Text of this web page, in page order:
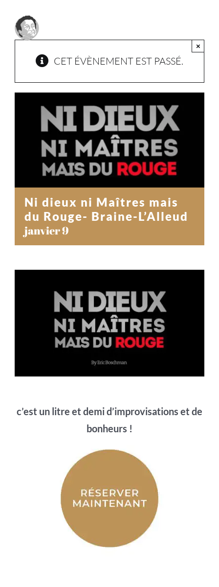
contenu
CET ÉVÈNEMENT EST PASSÉ.
×
Ni dieux ni Maîtres mais
du Rouge- Braine-L’Alleud
janvier 9
c’est un litre et demi d’improvisations et de
bonheurs !